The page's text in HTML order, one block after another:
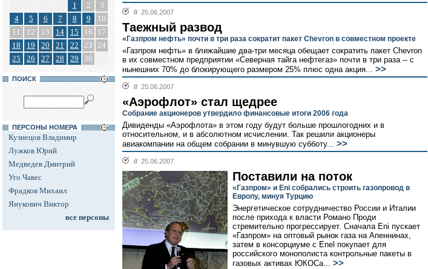
1 2
3
4
5 6 7 8 9
10
11
12 13 14 15 16
17
18
19 20 21 22 23 24
25
26 27 28 29 30
ПОИСК
ПЕРСОНЫ НОМЕРА
Кузнецов Владимир
Лужков Юрий
Медведев Дмитрий
Уго Чавес
Фрадков Михаил
Янукович Виктор
все персоны
// 25.06.2007
Таежный развод
«Газпром нефть» почти в три раза сократит пакет Chevron в совместном проекте
«Газпром нефть» в ближайшие два-три месяца обещает сократить пакет Chevron
в их совместном предприятии «Северная тайга нефтегаз» почти в три раза -- с
нынешних 70% до блокирующего размером 25% плюс одна акция... >>
// 25.06.2007
«Аэрофлот» стал щедрее
Собрание акционеров утвердило финансовые итоги 2006 года
Дивиденды «Аэрофлота» в этом году будут больше прошлогодних и в
относительном, и в абсолютном исчислении. Так решили акционеры
авиакомпании на общем собрании в минувшую субботу... >>
// 25.06.2007
Поставили на поток
«Газпром» и Eni собрались строить газопровод в
Европу, минуя Турцию
Энергетическое сотрудничество России и Италии
после прихода к власти Романо Проди
стремительно прогрессирует. Сначала Eni пускает
«Газпром» на оптовый рынок газа на Апеннинах,
затем в консорциуме с Enel покупает для
российского монополиста контрольные пакеты в
газовых активах ЮКОСа... >>